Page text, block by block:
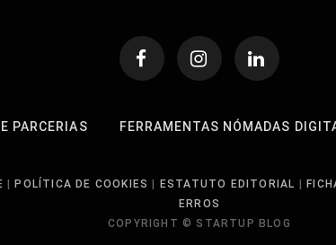
PARCERIAS FERRAMENTAS NÓMADAS
POLÍTICA DE COOKIES ESTATUTO EDITORIAL
ERROS
COPYRIGHT © STARTUP BLOG